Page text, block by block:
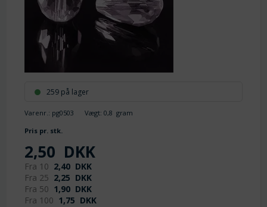
259 på lager
Varenr.: pg0503 Vægt:0,8 gram
Pris pr. stk.
2,50 DKK
Fra 10 2,40 DKK
Fra 25 2,25 DKK
Fra 50 1,90 DKK
Fra 100 1,75 DKK